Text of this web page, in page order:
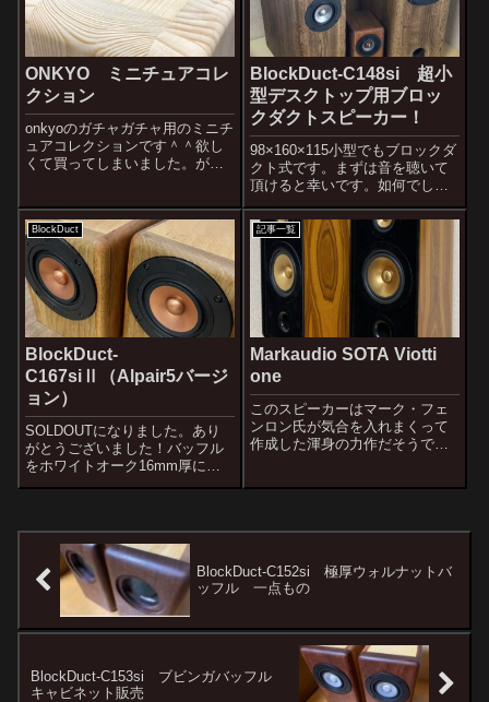
の...
ONKYO ミニチュアコレ
クション
onkyoのガチャガチャ用のミニチ
ュアコレクションです＾＾欲し
くて買ってしまいました。が、
飾れないし。むー、ラック作る
か！と極小ラックを制作しまし
たぜ！そう、わざわざ記事化し
たのはこのラ...
BlockDuct-C148si 超小
型デスクトップ用ブロッ
クダクトスピーカー！
98×160×115小型でもブロックダ
クト式です。まずは音を聴いて
頂けると幸いです。如何でしょ
うか。バスレフで小型化する際
に生じるダクトノイズ感につい
てですが、ほとんど感じられま
せん。小型化するとどうしても
ダクト径は小さくなります。こ
の小さ...
BlockDuct
BlockDuct-
C167siⅡ（Alpair5バージ
ョン）
SOLDOUTになりました。あり
がとうございました！バッフル
をホワイトオーク16mm厚にし
て、ユニットをシングルサスペ
ビネットサイズはほぼ同じで
す。サイズは11...
記事一覧
Markaudio SOTA Viotti
one
このスピーカーはマーク・フェ
ンロン氏が気合を入れまくって
作成した渾身の力作だそうで
にあったので中島社長に聴かせ
BlockDuct-C152si 極厚ウォルナットバ
ッフル 一点もの
BlockDuct-C153si ブビンガバッフル
キャビネット販売